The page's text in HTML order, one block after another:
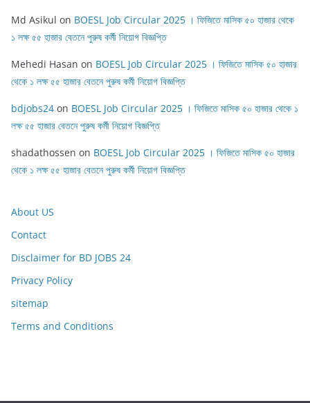
Md Asikul on BOESL Job Circular 2025 । ফিজিতে মাসিক ৫০ হাজার থেকে
১ লক্ষ ৫৫ হাজার বেতনে পুরুষ কর্মী নিয়োগ বিজ্ঞপ্তি
Mehedi Hasan on BOESL Job Circular 2025 । ফিজিতে মাসিক ৫০ হাজার
থেকে ১ লক্ষ ৫৫ হাজার বেতনে পুরুষ কর্মী নিয়োগ বিজ্ঞপ্তি
bdjobs24 on BOESL Job Circular 2025 । ফিজিতে মাসিক ৫০ হাজার থেকে ১
লক্ষ ৫৫ হাজার বেতনে পুরুষ কর্মী নিয়োগ বিজ্ঞপ্তি
shadathossen on BOESL Job Circular 2025 । ফিজিতে মাসিক ৫০ হাজার
থেকে ১ লক্ষ ৫৫ হাজার বেতনে পুরুষ কর্মী নিয়োগ বিজ্ঞপ্তি
About US
Contact
Disclaimer for BD JOBS 24
Privacy Policy
sitemap
Terms and Conditions